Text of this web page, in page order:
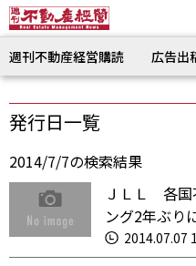
週刊不動産経営購読 広告出
発行日一覧
2014/7/7の検索結果
ＪＬＬ 各国
ング2年ぶり
2014.07.07